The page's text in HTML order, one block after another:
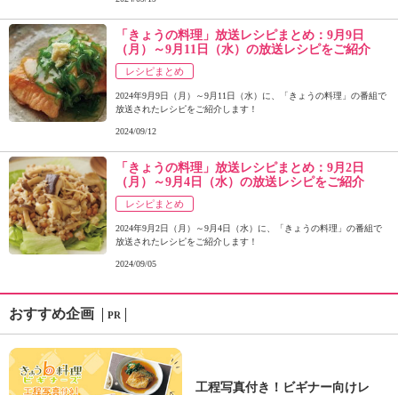
「きょうの料理」放送レシピまとめ：9月9日
（月）～9月11日（水）の放送レシピをご紹介
レシピまとめ
2024年9月9日（月）～9月11日（水）に、「きょうの料理」の番組で
放送されたレシピをご紹介します！
2024/09/12
「きょうの料理」放送レシピまとめ：9月2日
（月）～9月4日（水）の放送レシピをご紹介
レシピまとめ
2024年9月2日（月）～9月4日（水）に、「きょうの料理」の番組で
放送されたレシピをご紹介します！
2024/09/05
おすすめ企画 PR
工程写真付き！ビギナー向けレ